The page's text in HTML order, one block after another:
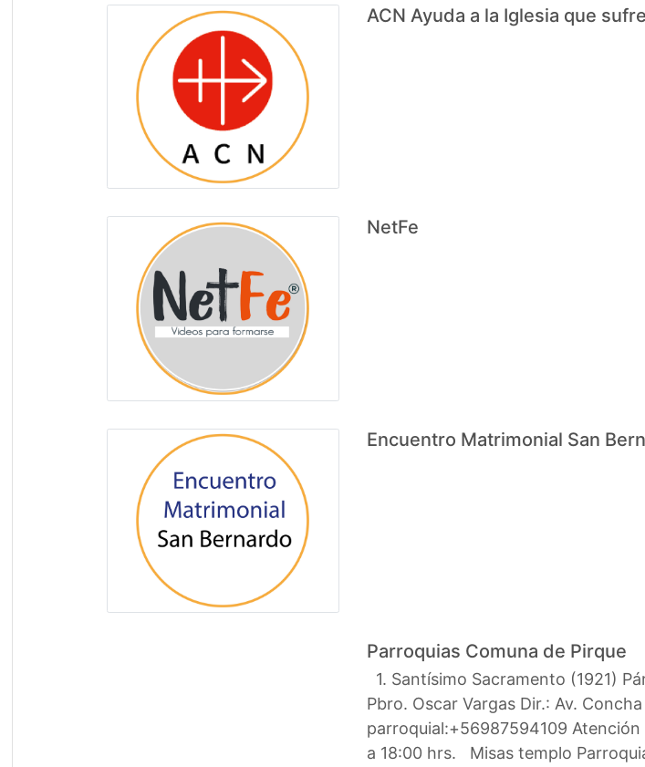
ACN Ayuda a la Iglesia que sufre
NetFe
Encuentro Matrimonial San
Parroquias Comuna de Pirque
1. Santísimo Sacramento (1921)
Pbro. Oscar Vargas Dir.: Av.
parroquial:+56987594109
a 18:00 hrs. Misas templo